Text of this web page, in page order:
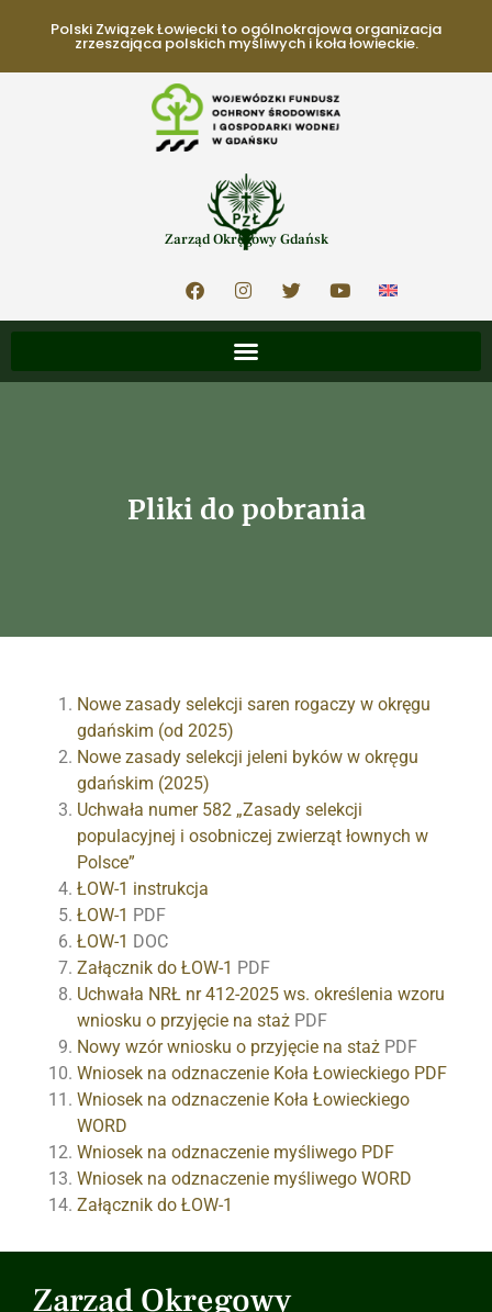
Polski Związek Łowiecki to ogólnokrajowa organizacja
zrzeszająca polskich myśliwych i koła łowieckie.
Zarząd Okręgowy Gdańsk
Pliki do pobrania
Nowe zasady selekcji saren rogaczy w okręgu
gdańskim (od 2025)
Nowe zasady selekcji jeleni byków w okręgu
gdańskim (2025)
Uchwała numer 582 „Zasady selekcji
populacyjnej i osobniczej zwierząt łownych w
Polsce”
ŁOW-1 instrukcja
ŁOW-1 PDF
ŁOW-1 DOC
Załącznik do ŁOW-1 PDF
Uchwała NRŁ nr 412-2025 ws. określenia wzoru
wniosku o przyjęcie na staż PDF
Nowy wzór wniosku o przyjęcie na staż PDF
Wniosek na odznaczenie Koła Łowieckiego PDF
Wniosek na odznaczenie Koła Łowieckiego
WORD
Wniosek na odznaczenie myśliwego PDF
Wniosek na odznaczenie myśliwego WORD
Załącznik do ŁOW-1
Zarząd Okręgowy